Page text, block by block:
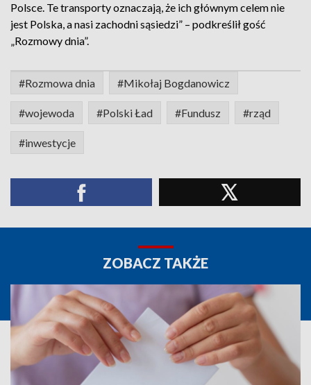
Polsce. Te transporty oznaczają, że ich głównym celem nie
jest Polska, a nasi zachodni sąsiedzi” – podkreślił gość
„Rozmowy dnia”.
#Rozmowa dnia #Mikołaj Bogdanowicz
#wojewoda #Polski Ład #Fundusz #rząd
#inwestycje
ZOBACZ TAKŻE